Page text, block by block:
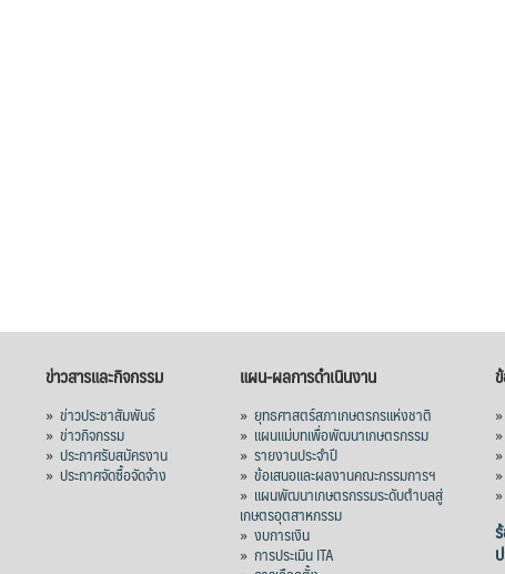
ข่าวสารและกิจกรรม
»ข่าวประชาสัมพันธ์
»ข่าวกิจกรรม
»ประกาศรับสมัครงาน
»ประกาศจัดซื้อจัดจ้าง
แผน-ผลการดำเนินงาน
» ยุทธศาสตร์สภาเกษตรกรแห่งชาติ
» แผนแม่บทเพื่อพัฒนาเกษตรกรรม
» รายงานประจำปี
» ข้อเสนอและผลงานคณะกรรมการฯ
» แผนพัฒนาเกษตรกรรมระดับตำบลสู่
เกษตรอุตสาหกรรม
» งบการเงิน
» การประเมิน ITA
»
»
»
»
»